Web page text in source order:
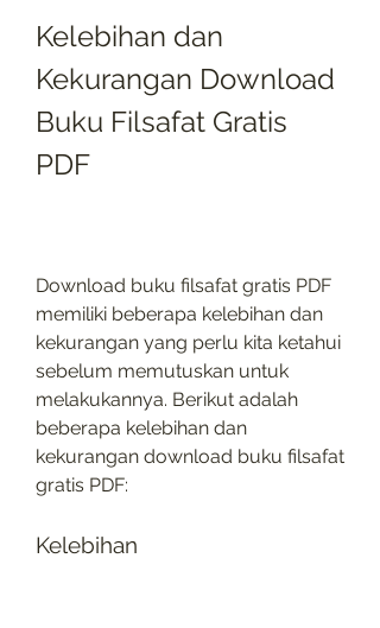
Kelebihan dan
Kekurangan Download
Buku Filsafat Gratis
PDF
Download buku filsafat gratis PDF
memiliki beberapa kelebihan dan
kekurangan yang perlu kita ketahui
sebelum memutuskan untuk
melakukannya. Berikut adalah
beberapa kelebihan dan
kekurangan download buku filsafat
gratis PDF:
Kelebihan